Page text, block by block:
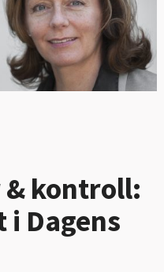
& kontroll:
i Dagens